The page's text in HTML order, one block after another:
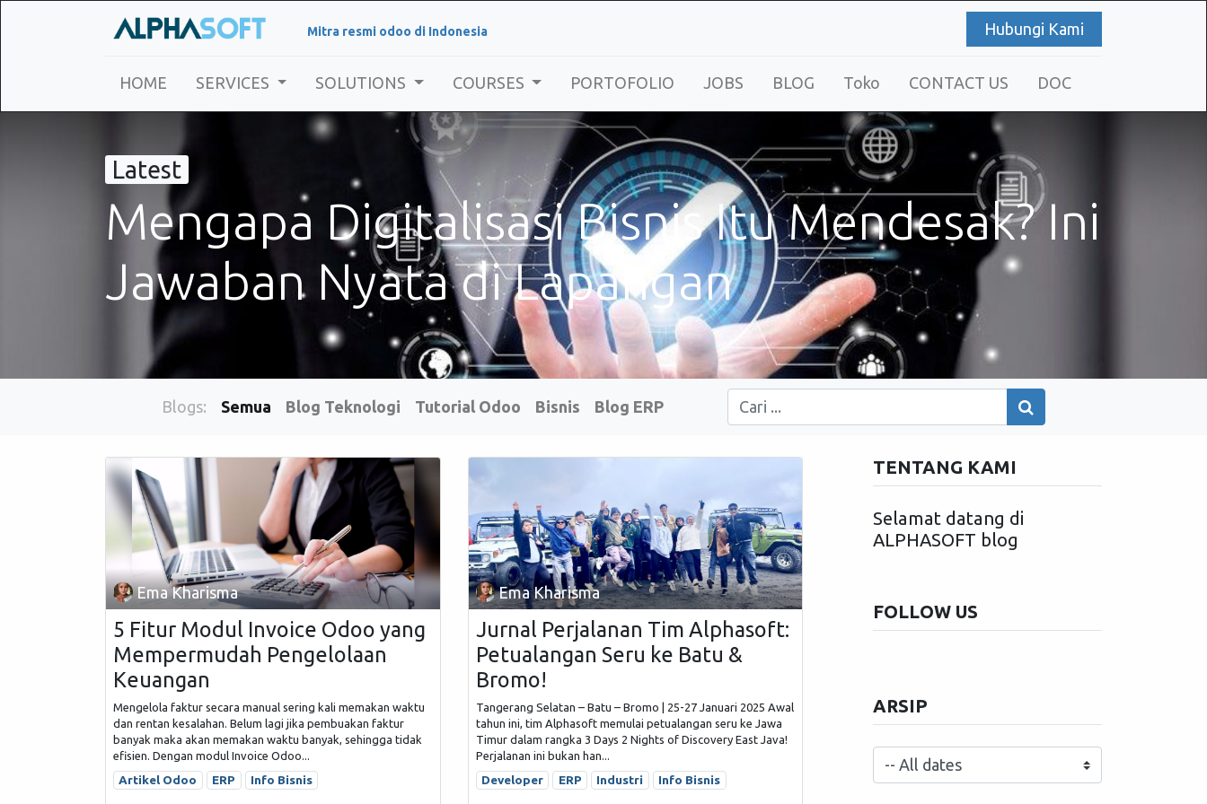
Mitra resmi odoo di Indonesia Hubungi Kami
HOME SERVICES SOLUTIONS COURSES PORTOFOLIO JOBS BLOG Toko CONTACT US DOC
Latest
Mengapa Digitalisasi Bisnis Itu Mendesak? Ini
Jawaban Nyata di Lapangan
Blogs: Semua Blog Teknologi Tutorial Odoo Bisnis Blog ERP
Ema Kharisma
5 Fitur Modul Invoice Odoo yang
Mempermudah Pengelolaan
Keuangan
Mengelola faktur secara manual sering kali memakan waktu
dan rentan kesalahan. Belum lagi jika pembuakan faktur
banyak maka akan memakan waktu banyak, sehingga tidak
efisien. Dengan modul Invoice Odoo...
Artikel Odoo ERP Info Bisnis
Ema Kharisma
Jurnal Perjalanan Tim Alphasoft:
Petualangan Seru ke Batu &
Bromo!
Tangerang Selatan – Batu – Bromo | 25-27 Januari 2025 Awal
tahun ini, tim Alphasoft memulai petualangan seru ke Jawa
Timur dalam rangka 3 Days 2 Nights of Discovery East Java!
Perjalanan ini bukan han...
Developer ERP Industri Info Bisnis
TENTANG KAMI
Selamat datang di
ALPHASOFT blog
FOLLOW US
ARSIP